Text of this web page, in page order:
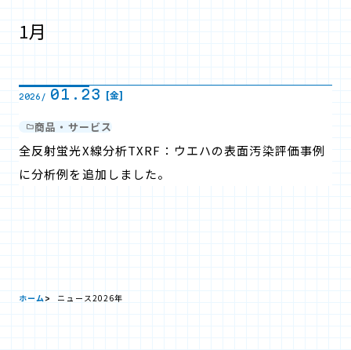
1月
2026/ 01.23 [金]
商品・サービス
全反射蛍光X線分析TXRF：ウエハの表面汚染評価事例
に分析例を追加しました。
ホーム ニュース2026年